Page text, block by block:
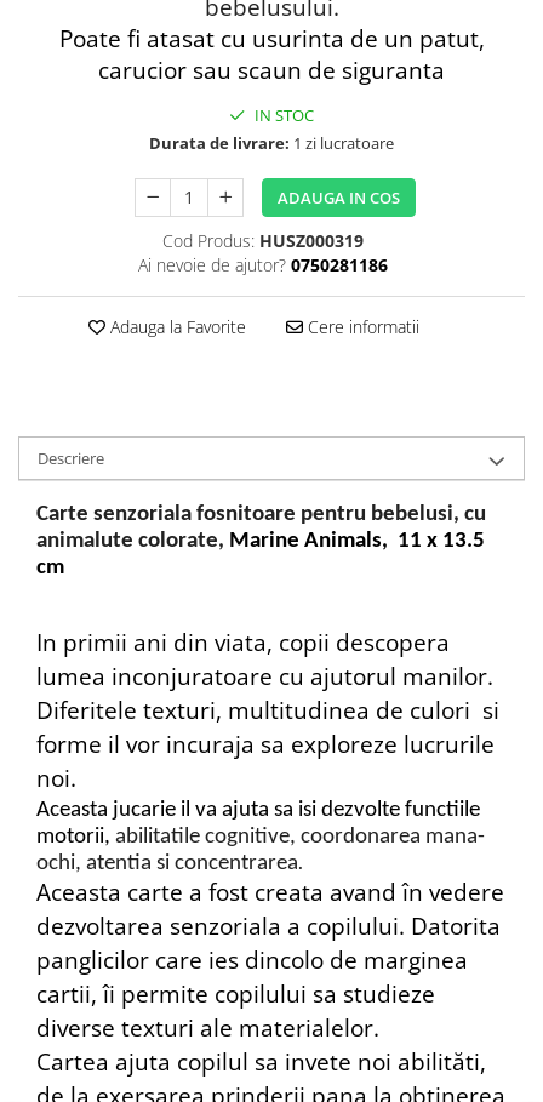
bebelusului.
Poate fi atasat cu usurinta de un patut,
carucior sau scaun de siguranta
IN STOC
Durata de livrare: 1 zi lucratoare
ADAUGA IN COS
Cod Produs: HUSZ000319
Ai nevoie de ajutor? 0750281186
Adauga la Favorite Cere informatii
Descriere
Carte senzoriala fosnitoare pentru bebelusi, cu
animalute colorate, Marine Animals, 11 x 13.5
cm
In primii ani din viata, copii descopera
lumea inconjuratoare cu ajutorul manilor.
Diferitele texturi, multitudinea de culori si
forme il vor incuraja sa exploreze lucrurile
noi.
Aceasta jucarie il va ajuta sa isi dezvolte functiile
motorii, abilitatile cognitive, coordonarea mana-
ochi, atentia si concentrarea.
Aceasta carte a fost creata avand în vedere
dezvoltarea senzoriala a copilului. Datorita
panglicilor care ies dincolo de marginea
cartii, îi permite copilului sa studieze
diverse texturi ale materialelor.
Cartea ajuta copilul sa invete noi abilităti,
de la exersarea prinderii pana la obtinerea